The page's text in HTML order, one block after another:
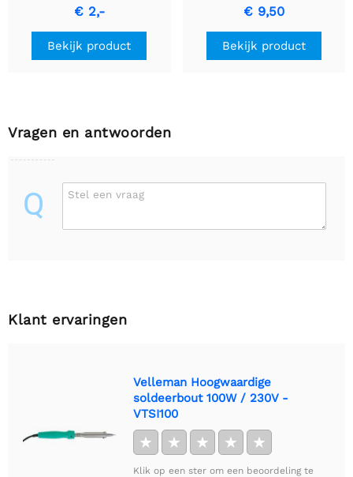
€ 2,-
Bekijk product
4 stuks
€ 9,50
Bekijk product
Vragen en antwoorden
Q Stel een vraag
Klant ervaringen
Velleman Hoogwaardige
soldeerbout 100W / 230V -
VTSI100
★ ★ ★ ★ ★
Klik op een ster om een beoordeling te